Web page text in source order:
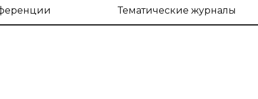
Тематические журналы